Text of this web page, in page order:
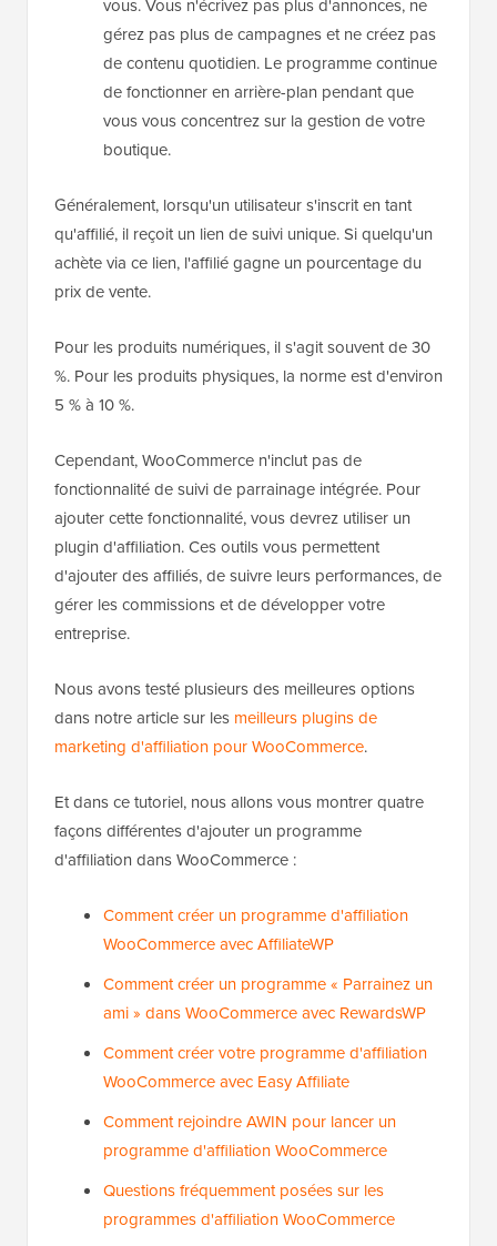
vous. Vous n'écrivez pas plus d'annonces, ne
gérez pas plus de campagnes et ne créez pas
de contenu quotidien. Le programme continue
de fonctionner en arrière-plan pendant que
vous vous concentrez sur la gestion de votre
boutique.
Généralement, lorsqu'un utilisateur s'inscrit en tant
qu'affilié, il reçoit un lien de suivi unique. Si quelqu'un
achète via ce lien, l'affilié gagne un pourcentage du
prix de vente.
Pour les produits numériques, il s'agit souvent de 30
%. Pour les produits physiques, la norme est d'environ
5 % à 10 %.
Cependant, WooCommerce n'inclut pas de
fonctionnalité de suivi de parrainage intégrée. Pour
ajouter cette fonctionnalité, vous devrez utiliser un
plugin d'affiliation. Ces outils vous permettent
d'ajouter des affiliés, de suivre leurs performances, de
gérer les commissions et de développer votre
entreprise.
Nous avons testé plusieurs des meilleures options
dans notre article sur les meilleurs plugins de
marketing d'affiliation pour WooCommerce.
Et dans ce tutoriel, nous allons vous montrer quatre
façons différentes d'ajouter un programme
d'affiliation dans WooCommerce :
Comment créer un programme d'affiliation
WooCommerce avec AffiliateWP
Comment créer un programme « Parrainez un
ami » dans WooCommerce avec RewardsWP
Comment créer votre programme d'affiliation
WooCommerce avec Easy Affiliate
Comment rejoindre AWIN pour lancer un
programme d'affiliation WooCommerce
Questions fréquemment posées sur les
programmes d'affiliation WooCommerce